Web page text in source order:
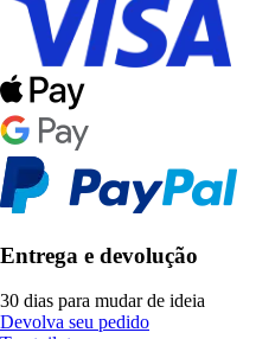
Entrega e devolução
30 dias para mudar de ideia
Devolva seu pedido